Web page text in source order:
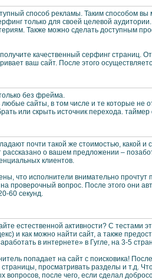
способ рекламы. Таким способом
только для своей целевой
Также можно сделать доступным
качественный серфинг страниц.
ваш сайт. После этого
без фрейма.
сайты, в том числе и те которые не
или скрыть источник перехода. таймер
почти такой же стоимостью, какой
рассказано о вашем предложении –
клиентов.
что исполнители внимательно прочтут
проверочный вопрос. После этого они
60 секунд.
естественной активности? С тестами
и как можно найти сайт, а также
в интернете» в Гугле, на 3-5
попадает на сайт с поисковика!
страницы, просматривать разделы и т.д.
вопросов, после чего, если сделал